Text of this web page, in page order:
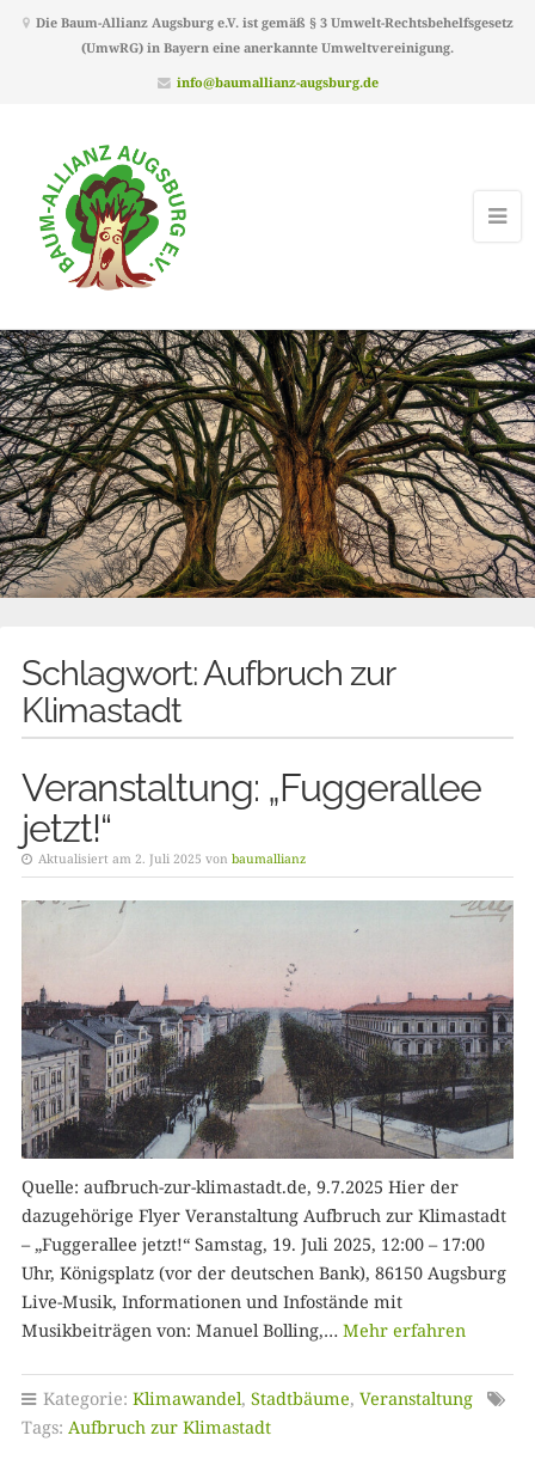
Die Baum-Allianz Augsburg e.V. ist gemäß § 3 Umwelt-Rechtsbehelfsgesetz
(UmwRG) in Bayern eine anerkannte Umweltvereinigung.
info@baumallianz-augsburg.de
Schlagwort:Aufbruch zur
Klimastadt
Veranstaltung: „Fuggerallee
jetzt!“
Aktualisiert am 2. Juli 2025 von baumallianz
Quelle: aufbruch-zur-klimastadt.de, 9.7.2025 Hier der
dazugehörige Flyer Veranstaltung Aufbruch zur Klimastadt
– „Fuggerallee jetzt!“ Samstag, 19. Juli 2025, 12:00 – 17:00
Uhr, Königsplatz (vor der deutschen Bank), 86150 Augsburg
Live-Musik, Informationen und Infostände mit
Musikbeiträgen von: Manuel Bolling,… Mehr erfahren
Kategorie: Klimawandel, Stadtbäume, Veranstaltung
Tags: Aufbruch zur Klimastadt